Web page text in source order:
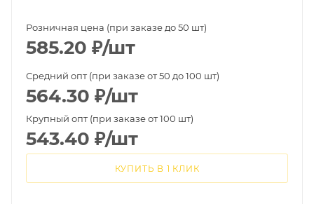
Розничная цена (при заказе до 50 шт)
585.20 ₽/шт
Средний опт (при заказе от 50 до 100 шт)
564.30 ₽/шт
Крупный опт (при заказе от 100 шт)
543.40 ₽/шт
КУПИТЬ В 1 КЛИК